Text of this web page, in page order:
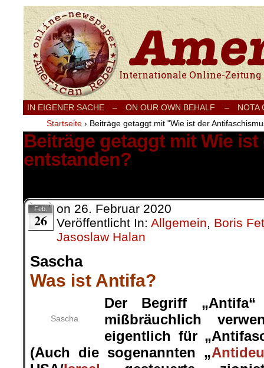
Internationale Onlinezeitung für Frieden,
IN EIGENER SACHE – ON OUR OWN BEHALF –
NOTA
Startseite › Beiträge getaggt mit "Wie ist der
Beiträge getaggt mit Wie
entstanden?
Feb.
26
on 26. Februar 2020
Veröffentlicht In: Allgemein, Boris
Jasoslaw Halan
Sascha
Was ist Antifa?
Sascha
Der Begriff
mißbräuchlich
eigentlich für
(Auch die sogenannten „